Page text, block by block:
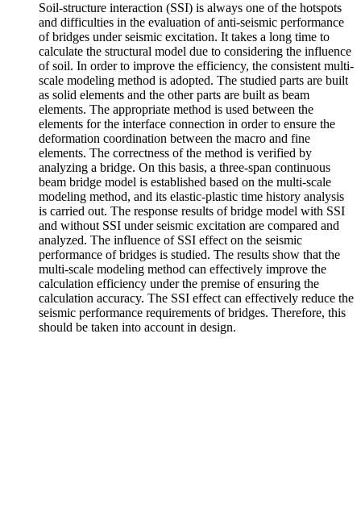
Soil-structure interaction (SSI) is always one of the hotspots
and difficulties in the evaluation of anti-seismic performance
of bridges under seismic excitation. It takes a long time to
calculate the structural model due to considering the influence
of soil. In order to improve the efficiency, the consistent multi-
scale modeling method is adopted. The studied parts are built
as solid elements and the other parts are built as beam
elements. The appropriate method is used between the
elements for the interface connection in order to ensure the
deformation coordination between the macro and fine
elements. The correctness of the method is verified by
analyzing a bridge. On this basis, a three-span continuous
beam bridge model is established based on the multi-scale
modeling method, and its elastic-plastic time history analysis
is carried out. The response results of bridge model with SSI
and without SSI under seismic excitation are compared and
analyzed. The influence of SSI effect on the seismic
performance of bridges is studied. The results show that the
multi-scale modeling method can effectively improve the
calculation efficiency under the premise of ensuring the
calculation accuracy. The SSI effect can effectively reduce the
seismic performance requirements of bridges. Therefore, this
should be taken into account in design.